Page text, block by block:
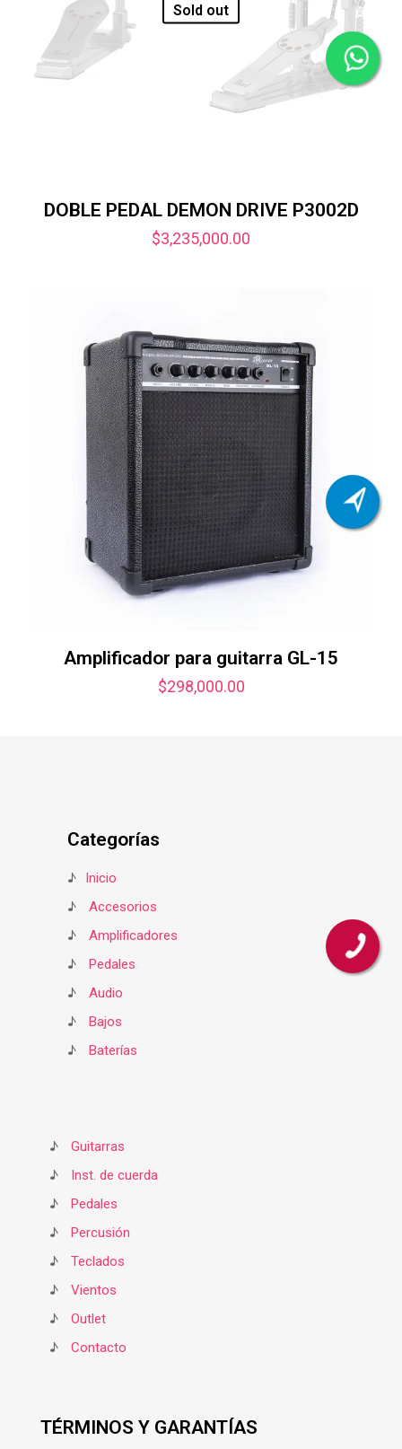
Sold out
DOBLE PEDAL DEMON DRIVE P3002D
$3,235,000.00
Amplificador para guitarra GL-15
$298,000.00
Categorías
♪
Inicio
♪
Accesorios
♪
Amplificadores
♪
Pedales
♪
Audio
♪
Bajos
♪
Baterías
♪
Guitarras
♪
Inst. de cuerda
♪
Pedales
♪
Percusión
♪
Teclados
♪
Vientos
♪
Outlet
♪
Contacto
TÉRMINOS Y GARANTÍAS